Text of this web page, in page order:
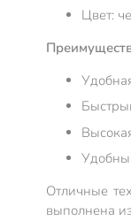
Цвет:
Отличные
выполнена